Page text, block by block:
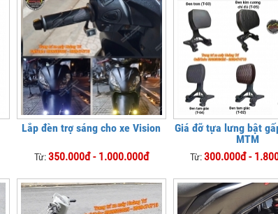
Lắp đèn trợ sáng cho xe Vision
Từ:350.000đ - 1.000.000đ
Giá đỡ tựa lưng bật
MTM
Từ:300.000đ -